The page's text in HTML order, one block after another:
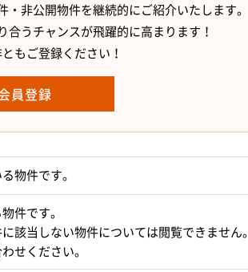
非公開物件を継続的にご紹介いたします。
うチャンスが飛躍的に高まります！
もご登録ください！
員登録
物件です。
件です。
該当しない物件については閲覧できません。
せください。